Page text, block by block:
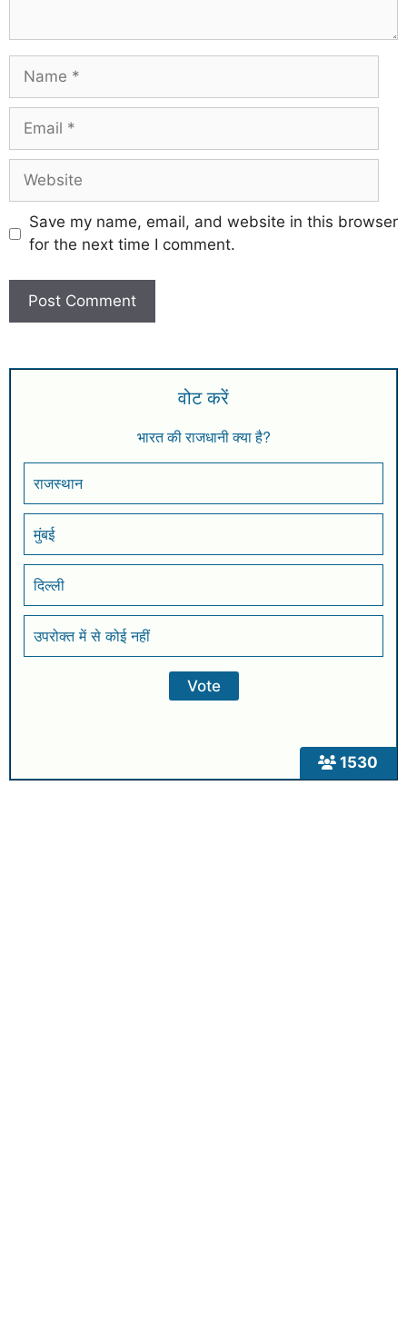
Save my name, email, and website in this browser
for the next time I comment.
1530
वोट करें
भारत की राजधानी क्या है?
राजस्थान
मुंबई
दिल्ली
उपरोक्त में से कोई नहीं